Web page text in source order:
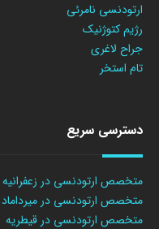
ارتودنسی نامرئی
رژیم کتوژنیک
جراح لاغری
تام استخر
دسترسی سریع
متخصص ارتودنسی در زعفرانیه
متخصص ارتودنسی در میرداماد
متخصص ارتودنسی در قیطریه